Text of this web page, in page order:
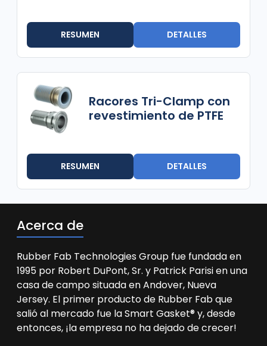
RESUMEN DETALLES
Racores Tri-Clamp con
revestimiento de PTFE
RESUMEN DETALLES
Acerca de
Rubber Fab Technologies Group fue fundada en
1995 por Robert DuPont, Sr. y Patrick Parisi en una
casa de campo situada en Andover, Nueva
Jersey. El primer producto de Rubber Fab que
salió al mercado fue la Smart Gasket® y, desde
entonces, ¡la empresa no ha dejado de crecer!